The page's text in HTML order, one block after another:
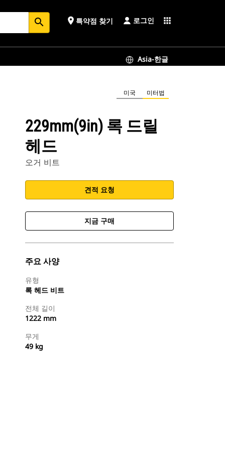
search place 특약점 찾기 로그인 apps
Asia-한글
미국 미터법
229mm(9in) 록 드릴
헤드
오거 비트
견적 요청
지금 구매
주요 사양
유형
록 헤드 비트
전체 길이
1222 mm
무게
49 kg